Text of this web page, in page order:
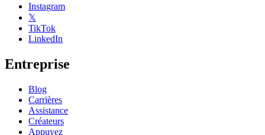
Instagram
𝕏
TikTok
LinkedIn
Entreprise
Blog
Carrières
Assistance
Créateurs
Appuyez